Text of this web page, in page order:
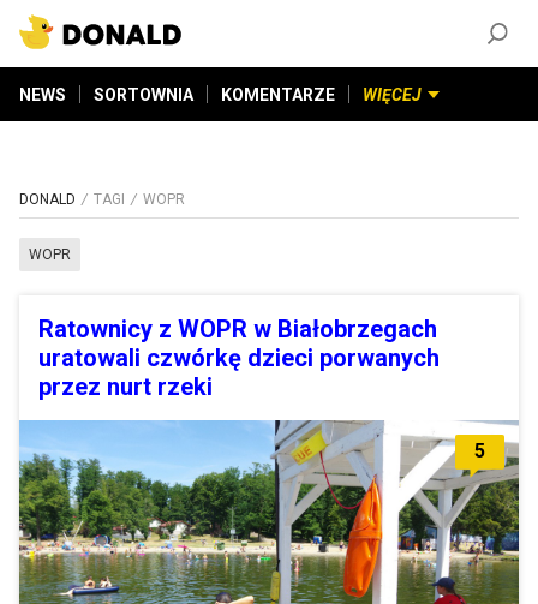
NEWS SORTOWNIA KOMENTARZE WIĘCEJ
DONALD TAGI WOPR
WOPR
Ratownicy z WOPR w Białobrzegach
uratowali czwórkę dzieci porwanych
przez nurt rzeki
5